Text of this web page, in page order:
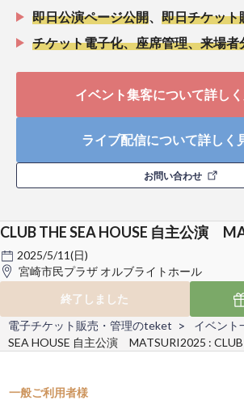
即日公演ページ公開
即日チケット
チケット電子化、座席管理、来場者
イベント集客について詳し
ライブ配信について詳しく
お問い合わせ
CLUB THE SEA HOUSE 自主公演
2025/5/11(日)
宮崎市民プラザ オルブライトホール
終了しました
電子チケット販売・管理のteket イベント
SEA HOUSE 自主公演 MATSURI2025 : CLUB
一般ご利用者様